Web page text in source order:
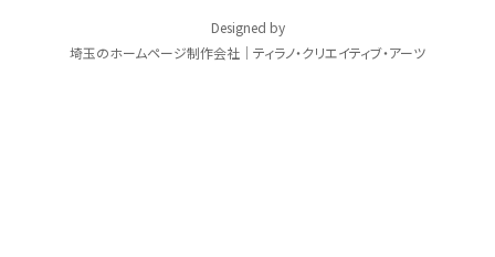
Designed by
埼玉のホームページ制作会社｜ティラノ・クリエイティブ・アーツ